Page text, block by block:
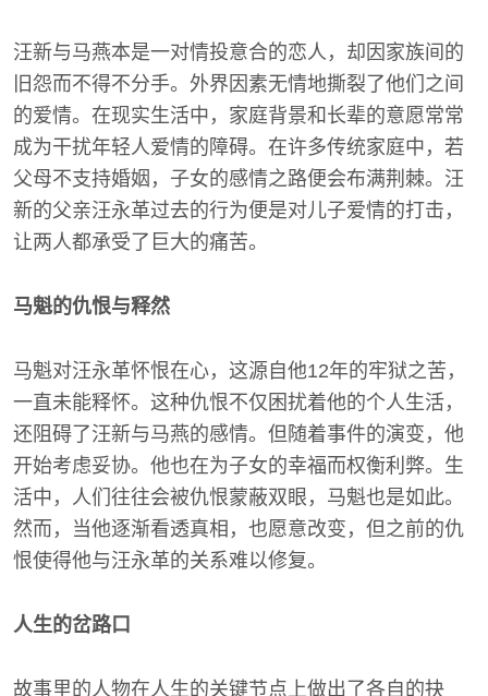
汪新与马燕本是一对情投意合的恋人，却因家族间的
旧怨而不得不分手。外界因素无情地撕裂了他们之间
的爱情。在现实生活中，家庭背景和长辈的意愿常常
成为干扰年轻人爱情的障碍。在许多传统家庭中，若
父母不支持婚姻，子女的感情之路便会布满荆棘。汪
新的父亲汪永革过去的行为便是对儿子爱情的打击，
让两人都承受了巨大的痛苦。
马魁的仇恨与释然
马魁对汪永革怀恨在心，这源自他12年的牢狱之苦，
一直未能释怀。这种仇恨不仅困扰着他的个人生活，
还阻碍了汪新与马燕的感情。但随着事件的演变，他
开始考虑妥协。他也在为子女的幸福而权衡利弊。生
活中，人们往往会被仇恨蒙蔽双眼，马魁也是如此。
然而，当他逐渐看透真相，也愿意改变，但之前的仇
恨使得他与汪永革的关系难以修复。
人生的岔路口
故事里的人物在人生的关键节点上做出了各自的抉